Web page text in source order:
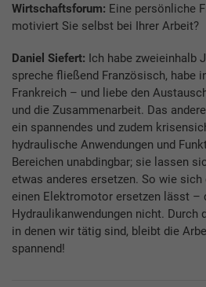
Wirtschaftsforum: Eine persönliche
motiviert Sie selbst bei Ihrer Arbeit?
Daniel Siefert: Ich habe zweieinhalb
spreche fließend Französisch, habe
Frankreich – und liebe den
und die Zusammenarbeit. Das
ein spannendes und zudem
hydraulische Anwendungen und
Bereichen unabdingbar; sie lassen
etwas anderes ersetzen. So wie sich
einen Elektromotor ersetzen lässt –
Hydraulikanwendungen nicht. Durch
in denen wir tätig sind, bleibt die
spannend!